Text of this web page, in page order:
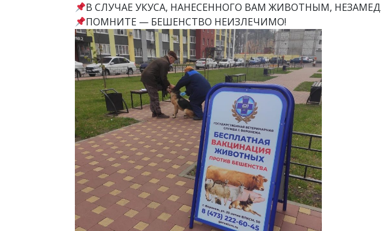
В СЛУЧАЕ УКУСА, НАНЕСЕННОГО ВАМ ЖИВОТНЫМ,
ПОМНИТЕ — БЕШЕНСТВО НЕИЗЛЕЧИМО!